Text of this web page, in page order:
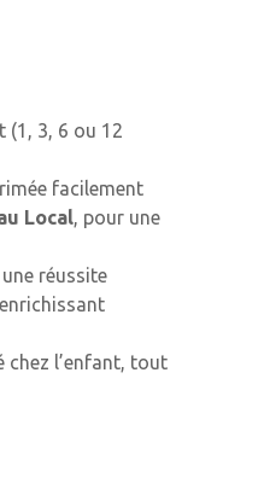
(1, 3, 6 ou 12
facilement
Local, pour une
réussite
chez l’enfant, tout